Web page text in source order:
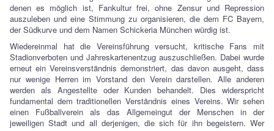
denen es möglich ist, Fankultur frei, ohne Zensur und Repression
auszuleben und eine Stimmung zu organisieren, die dem FC Bayern,
der Südkurve und dem Namen Schickeria München würdig ist.
Wiedereinmal hat die Vereinsführung versucht, kritische Fans mit
Stadionverboten und Jahreskartenentzug auszuschließen. Dabei wurde
erneut ein Vereinsverständnis demonstriert, das davon ausgeht, dass
nur wenige Herren im Vorstand den Verein darstellen. Alle anderen
werden als Angestellte oder Kunden behandelt. Dies widerspricht
fundamental dem traditionellen Verständnis eines Vereins. Wir sehen
einen Fußballverein als das Allgemeingut der Menschen in der
jeweiligen Stadt und all derjenigen, die sich für ihn begeistern. Wer